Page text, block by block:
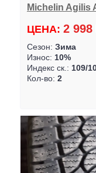
Michelin Agilis
ЦЕНА: 2
Сезон: Зима
Износ: 10%
Индекс ск.: 109/
Кол-во: 2